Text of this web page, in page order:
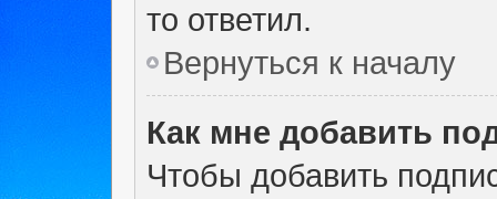
то ответил.
Вернуться к началу
Как мне добавить
Чтобы добавить